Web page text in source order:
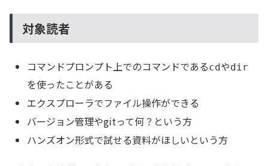
対象読者
コマンドプロンプト上でのコマンドであるcdやdir
を使ったことがある
エクスプローラでファイル操作ができる
バージョン管理やgitって何？という方
ハンズオン形式で試せる資料がほしいという方